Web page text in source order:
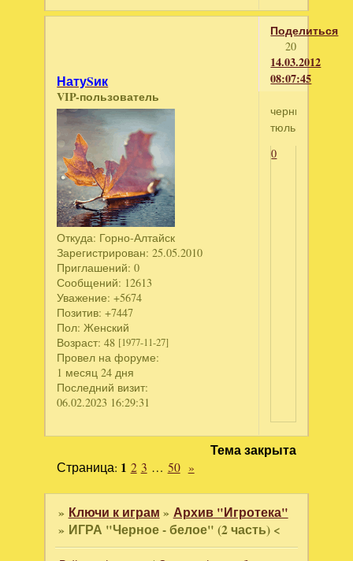
Поделиться
20
14.03.2012
08:07:45
НатуSик
VIP-пользователь
Откуда: Горно-Алтайск
Зарегистрирован: 25.05.2010
Приглашений: 0
Сообщений: 12613
Уважение: +5674
Позитив: +7447
Пол: Женский
Возраст: 48 [1977-11-27]
Провел на форуме:
1 месяц 24 дня
Последний визит:
06.02.2023 16:29:31
черный
тюльпан
0
Тема закрыта
Страница: 1 2 3 … 50 »
» Ключи к играм » Архив "Игротека"
» ИГРА "Черное - белое" (2 часть) <